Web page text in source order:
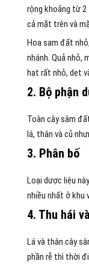
rộng khoảng từ 2
cả mặt trên và
Hoa sam đất
nhánh. Quả nhỏ,
hạt rất nhỏ, dẹt
2. Bộ phận
Toàn cây sâm
lá, thân và củ
3. Phân bố
Loại dược liệu
nhiều nhất ở khu
4. Thu hái
Lá và thân cây
phần rễ thì thời